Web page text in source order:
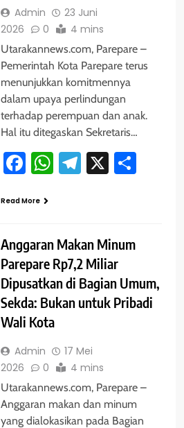
Admin
23 Juni
2026
0 4 mins
Utarakannews.com, Parepare –
Pemerintah Kota Parepare terus
menunjukkan komitmennya
dalam upaya perlindungan
terhadap perempuan dan anak.
Hal itu ditegaskan Sekretaris…
Facebook
WhatsApp
Telegram
X
Read More
Anggaran Makan Minum
Parepare Rp7,2 Miliar
Dipusatkan di Bagian Umum,
Sekda: Bukan untuk Pribadi
Wali Kota
Admin
17 Mei
2026
0 4 mins
Utarakannews.com, Parepare –
Anggaran makan dan minum
yang dialokasikan pada Bagian